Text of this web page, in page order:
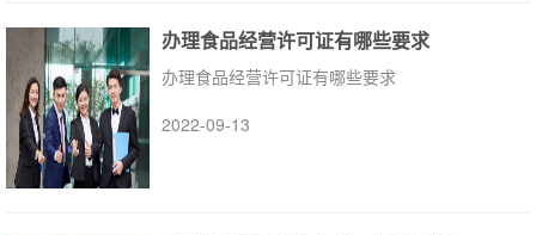
办理食品经营许可证有哪些要求
办理食品经营许可证有哪些要求
2022-09-13